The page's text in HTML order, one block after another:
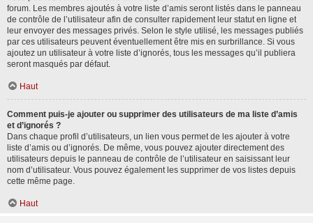
forum. Les membres ajoutés à votre liste d’amis seront listés dans le panneau
de contrôle de l’utilisateur afin de consulter rapidement leur statut en ligne et
leur envoyer des messages privés. Selon le style utilisé, les messages publiés
par ces utilisateurs peuvent éventuellement être mis en surbrillance. Si vous
ajoutez un utilisateur à votre liste d’ignorés, tous les messages qu’il publiera
seront masqués par défaut.
Haut
Comment puis-je ajouter ou supprimer des utilisateurs de ma liste d’amis
et d’ignorés ?
Dans chaque profil d’utilisateurs, un lien vous permet de les ajouter à votre
liste d’amis ou d’ignorés. De même, vous pouvez ajouter directement des
utilisateurs depuis le panneau de contrôle de l’utilisateur en saisissant leur
nom d’utilisateur. Vous pouvez également les supprimer de vos listes depuis
cette même page.
Haut